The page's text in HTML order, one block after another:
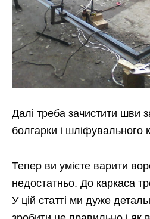
Далі треба зачистити шви
болгарки і шліфувального
Тепер ви умієте варити
недостатньо. До каркаса
У цій статті ми дуже